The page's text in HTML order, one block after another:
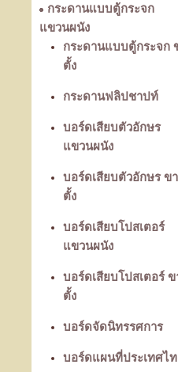
กระดานแบบตู้กระจก
แขวนผนัง
กระดานแบบตู้กระจก
ตั้ง
กระดานฟลิปชาปท์
บอร์ดเสียบตัวอักษร
แขวนผนัง
บอร์ดเสียบตัวอักษร ขา
ตั้ง
บอร์ดเสียบโปสเตอร์
แขวนผนัง
บอร์ดเสียบโปสเตอร์ ข
ตั้ง
บอร์ดจัดนิทรรศการ
บอร์ดแผนที่ประเทศไ